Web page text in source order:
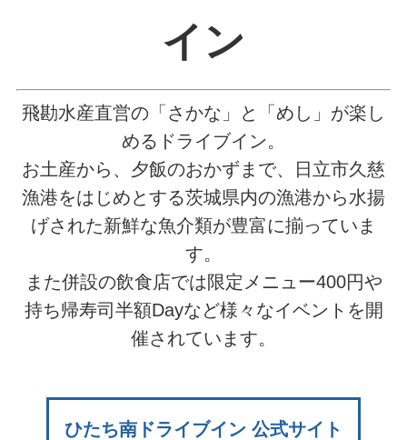
イン
飛勘水産直営の「さかな」と「めし」が楽し
めるドライブイン。
お土産から、夕飯のおかずまで、日立市久慈
漁港をはじめとする茨城県内の漁港から水揚
げされた新鮮な魚介類が豊富に揃っていま
す。
また併設の飲食店では限定メニュー400円や
持ち帰寿司半額Dayなど様々なイベントを開
催されています。
ひたち南ドライブイン 公式サイト